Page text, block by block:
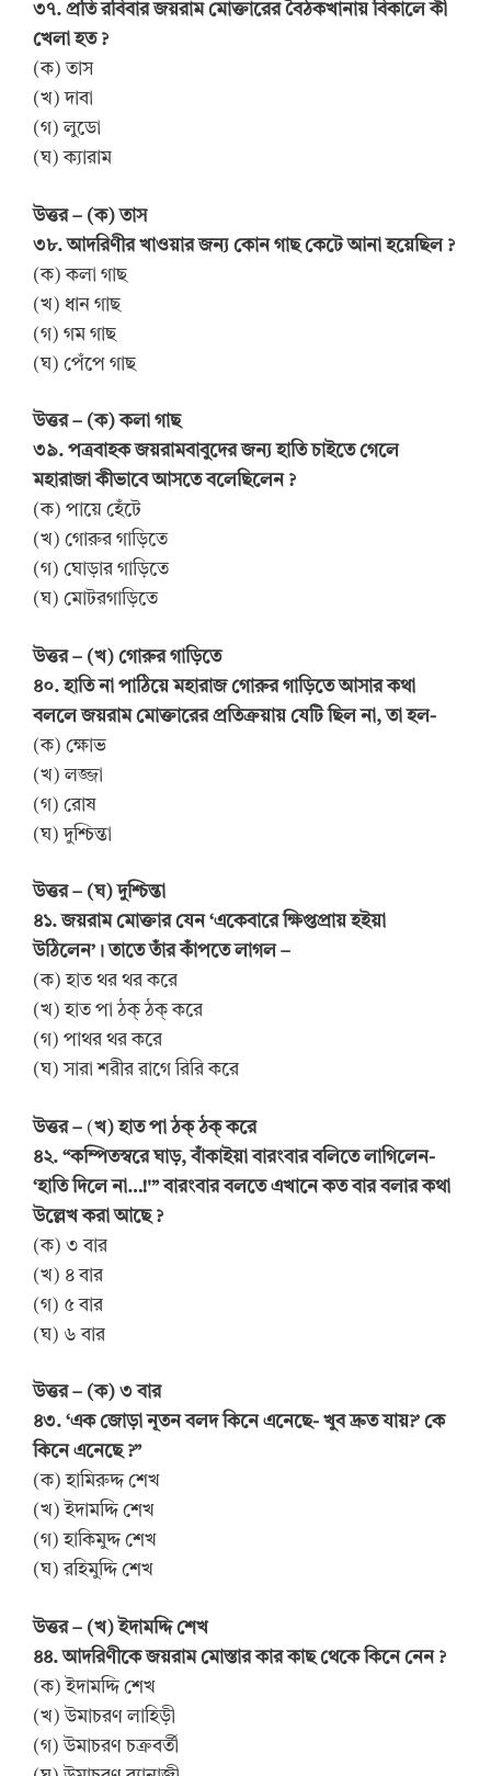
৩৭. প্রতি রবিবার জয়রাম মোক্তারের বৈঠকখানায় বিকালে কী
খেলা হত ?
(ক) তাস
(খ) দাবা
(গ) লুডো
(ঘ) ক্যারাম
উত্তর – (ক) তাস
৩৮. আদরিণীর খাওয়ার জন্য কোন গাছ কেটে আনা হয়েছিল ?
(ক) কলা গাছ
(খ) ধান গাছ
(গ) গম গাছ
(ঘ) পেঁপে গাছ
উত্তর – (ক) কলা গাছ
৩৯. পত্রবাহক জয়রামবাবুদের জন্য হাতি চাইতে গেলে
মহারাজা কীভাবে আসতে বলেছিলেন ?
(ক) পায়ে হেঁটে
(খ) গোরুর গাড়িতে
(গ) ঘোড়ার গাড়িতে
(ঘ) মোটরগাড়িতে
উত্তর – (খ) গোরুর গাড়িতে
৪০. হাতি না পাঠিয়ে মহারাজ গোরুর গাড়িতে আসার কথা
বললে জয়রাম মোক্তারের প্রতিক্রয়ায় যেটি ছিল না, তা হল-
(ক) ক্ষোভ
(খ) লজ্জা
(গ) রোষ
(ঘ) দুশ্চিন্তা
উত্তর – (ঘ) দুশ্চিন্তা
৪১. জয়রাম মোক্তার যেন ‘একেবারে ক্ষিপ্তপ্রায় হইয়া
উঠিলেন’। তাতে তাঁর কাঁপতে লাগল –
(ক) হাত থর থর করে
(খ) হাত পা ঠক্ ঠক্ করে
(গ) পাথর থর করে
(ঘ) সারা শরীর রাগে রিরি করে
উত্তর – (খ) হাত পা ঠক্ ঠক্ করে
৪২. “কম্পিতস্বরে ঘাড়, বাঁকাইয়া বারংবার বলিতে লাগিলেন-
‘হাতি দিলে না…!'” বারংবার বলতে এখানে কত বার বলার কথা
উল্লেখ করা আছে ?
(ক) ৩ বার
(খ) ৪ বার
(গ) ৫ বার
(ঘ) ৬ বার
উত্তর – (ক) ৩ বার
৪৩. ‘এক জোড়া নূতন বলদ কিনে এনেছে- খুব দ্রুত যায়?’ কে
কিনে এনেছে ?”
(ক) হামিরুদ্দ শেখ
(খ) ইদামদ্দি শেখ
(গ) হাকিমুদ্দ শেখ
(ঘ) রহিমুদ্দি শেখ
উত্তর – (খ) ইদামদ্দি শেখ
৪৪. আদরিণীকে জয়রাম মোস্তার কার কাছ থেকে কিনে নেন ?
(ক) ইদামদ্দি শেখ
(খ) উমাচরণ লাহিড়ী
(গ) উমাচরণ চক্রবর্তী